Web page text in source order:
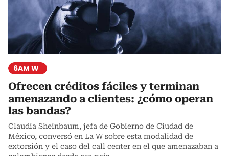
6AM W
Ofrecen créditos fáciles y terminan
amenazando a clientes: ¿cómo operan
las bandas?
Claudia Sheinbaum, jefa de Gobierno de Ciudad de
México, conversó en La W sobre esta modalidad de
extorsión y el caso del call center en el que amenazaban a